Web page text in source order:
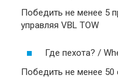
Победить не менее 5
управляя VBL TOW
Где пехота? /
Победить не менее 50